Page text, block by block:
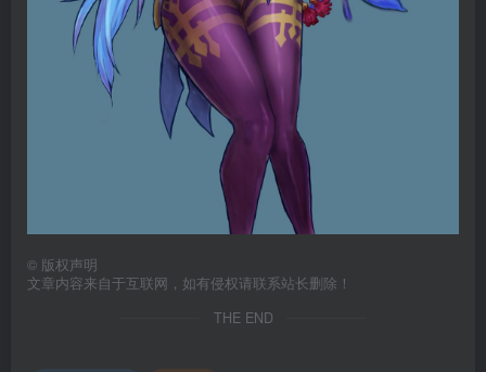
© 版权声明
文章内容来自于互联网，如有侵权请联系站长删除！
THE END